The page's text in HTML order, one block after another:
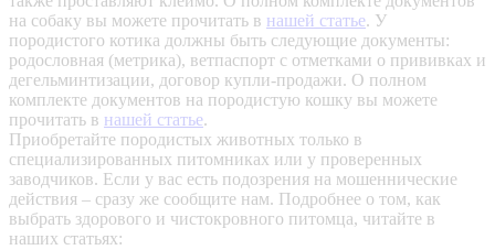
на собаку вы можете прочитать в нашей статье. У
породистого котика должны быть следующие документы:
родословная (метрика), ветпаспорт с отметками о прививках и
дегельминтизации, договор купли-продажи. О полном
комплекте документов на породистую кошку вы можете
прочитать в нашей статье.
Приобретайте породистых животных только в
специализированных питомниках или у проверенных
заводчиков. Если у вас есть подозрения на мошеннические
действия – сразу же сообщите нам. Подробнее о том, как
выбрать здорового и чистокровного питомца, читайте в
наших статьях: